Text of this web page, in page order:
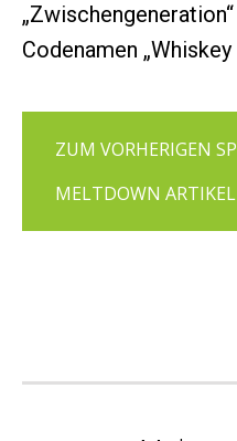
Codenamen
ZUM VORHERIGEN
MELTDOWN ARTIKEL